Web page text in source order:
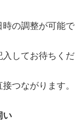
の調整が可能で
してお待ちくだ
つながります。
い